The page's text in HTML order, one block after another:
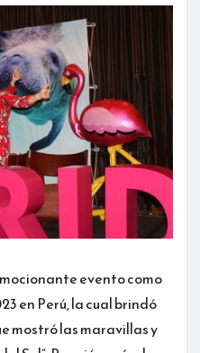
evento como
en Perú, la cual brindó
mostró las maravillas y